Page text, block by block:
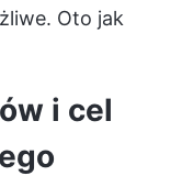
Oto jak
i cel